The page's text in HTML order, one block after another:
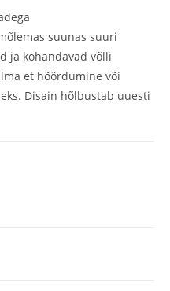
suunas suuri
ja kohandavad võlli
et hõõrdumine või
Disain hõlbustab uuesti